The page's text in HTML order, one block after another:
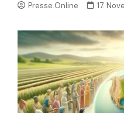
Presse.Online 17.